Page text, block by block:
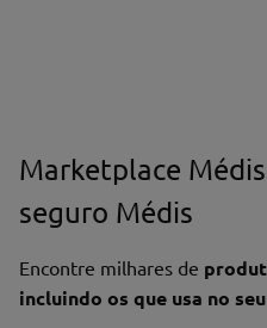
Marketplace
seguro Médis
Encontre milhares de
incluindo os que usa no